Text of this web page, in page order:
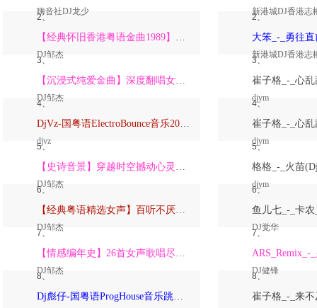
嗨音社DJ龙少
2、
【经典怀旧香港粤语金曲1989】高潮版【DJ邹杰】
DJ邹杰
3、
【沉浸式纯爱金曲】深度翻唱女声版【DJ邹杰】_
DJ邹杰
4、
DjVz-国粤语ElectroBounce音乐2026讲不出再见怀旧版蹦迪跳舞大碟
djvz
5、
【史诗音景】穿越时空撼动心灵的管弦乐【DJ邹杰】
DJ邹杰
6、
【经典粤语精选女声】百听不厌深度翻唱版【DJ邹杰】_
DJ邹杰
7、
【情感编年史】26首女声歌唱尽从暗恋到放下的全部【DJ邹杰】
DJ邹杰
8、
Dj彪仔-国粤语ProgHouse音乐跳舞街vs心要让你听见串烧Vol.39
新港城DJ香港志
2、
新港城DJ香港志
3、
djym
4、
djym
5、
djym
6、
DJ觉华
7、
DJ健锋
8、